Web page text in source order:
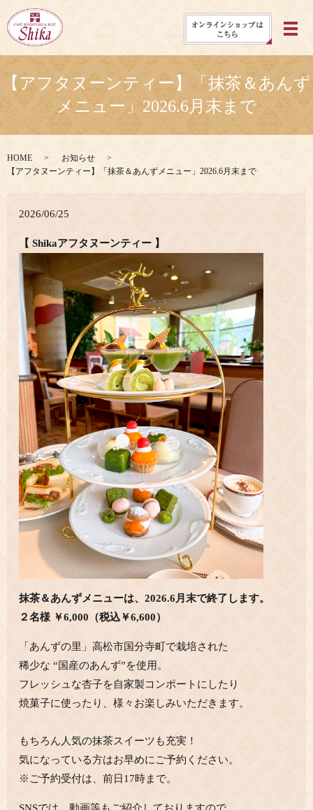
メ
【アフタヌーンティー】「抹茶＆あんず
メニュー」2026.6月末まで
HOME
お知らせ
【アフタヌーンティー】「抹茶＆あんずメニュー」2026.6月末まで
2026/06/25
【Shikaアフタヌーンティー 】
抹茶＆あんずメニューは、2026.6月末で終了します。
２名様 ￥6,000（税込￥6,600）
「あんずの里」高松市国分寺町で栽培された
稀少な “国産のあんず”を使用 。
フレッシュな杏子を自家製コンポートにしたり
焼菓子に使ったり、様々お楽しみいただきます。
もちろん人気の抹茶スイーツも充実！
気になっている方はお早めにご予約ください。
※ご予約受付は、前日17時まで。